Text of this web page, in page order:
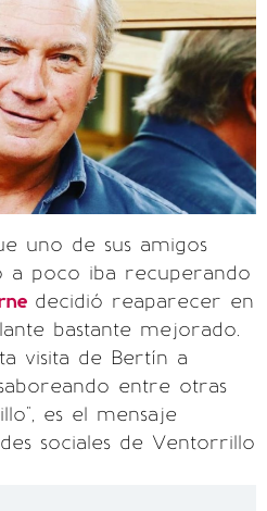
uno de sus amigos
a poco iba recuperando
decidió reaparecer en
bastante mejorado.
visita de Bertín a
entre otras
es el mensaje
sociales de Ventorrillo